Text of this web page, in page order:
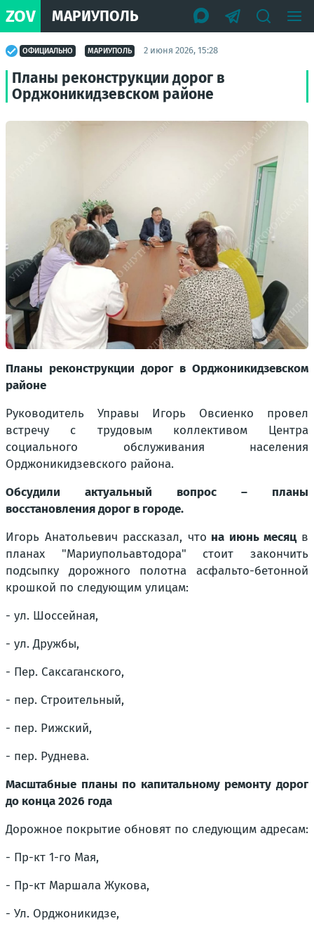
ZOV МАРИУПОЛЬ
ОФИЦИАЛЬНО МАРИУПОЛЬ 2 июня 2026, 15:28
Планы реконструкции дорог в
Орджоникидзевском районе
Планы реконструкции дорог в Орджоникидзевском
районе
Руководитель Управы Игорь Овсиенко провел
встречу с трудовым коллективом Центра
социального обслуживания населения
Орджоникидзевского района.
Обсудили актуальный вопрос – планы
восстановления дорог в городе.
Игорь Анатольевич рассказал, что на июнь месяц в
планах "Мариупольавтодора" стоит закончить
подсыпку дорожного полотна асфальто-бетонной
крошкой по следующим улицам:
- ул. Шоссейная,
- ул. Дружбы,
- Пер. Саксаганского,
- пер. Строительный,
- пер. Рижский,
- пер. Руднева.
Масштабные планы по капитальному ремонту дорог
до конца 2026 года
Дорожное покрытие обновят по следующим адресам:
- Пр-кт 1-го Мая,
- Пр-кт Маршала Жукова,
- Ул. Орджоникидзе,